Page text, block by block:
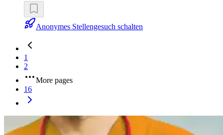
Anonymes Stellengesuch schalten
1
2
More pages
16